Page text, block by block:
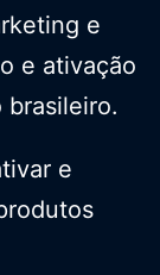
e
e ativação
brasileiro.
e